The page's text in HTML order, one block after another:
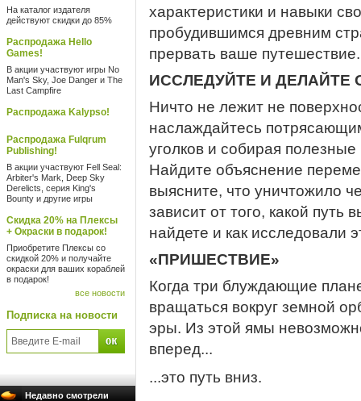
На каталог издателя
действуют скидки до 85%
Распродажа Hello
Games!
В акции участвуют игры No
Man's Sky, Joe Danger и The
Last Campfire
Распродажа Kalypso!
Распродажа Fulqrum
Publishing!
В акции участвуют Fell Seal:
Arbiter's Mark, Deep Sky
Derelicts, серия King's
Bounty и другие игры
Скидка 20% на Плексы
+ Окраски в подарок!
Приобретите Плексы со
скидкой 20% и получайте
окраски для ваших кораблей
в подарок!
все новости
Подписка на новости
Недавно смотрели
характеристики и навыки
пробудившимся древним
прервать ваше путешествие.
ИССЛЕДУЙТЕ И ДЕЛАЙТЕ
Ничто не лежит не
наслаждайтесь
уголков и собирая
Найдите объяснение
выясните, что уничтожило
зависит от того, какой путь
найдете и как исследовали
«ПРИШЕСТВИЕ»
Когда три блуждающие
вращаться вокруг земной
эры. Из этой ямы
вперед...
...это путь вниз.